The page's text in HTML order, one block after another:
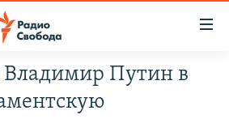
Владимир Путин в